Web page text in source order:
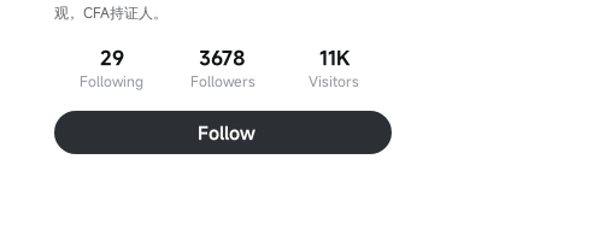
观，CFA持证人。
29
Following
3678
Followers
11K
Visitors
Follow